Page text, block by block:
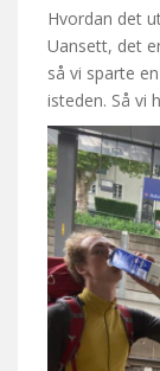
Hvordan det
Uansett, det
så vi sparte
isteden. Så vi